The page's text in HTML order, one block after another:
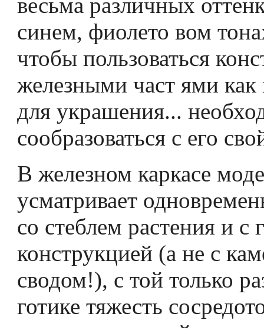
синем, фиолето­ вом
чтобы пользоваться
железными част­ ями как
для украшения...
сообразоваться с его
В железном каркасе
усматривает
со стеблем растения и с
конструкцией (а не с
сводом!), с той только
готике тяжесть